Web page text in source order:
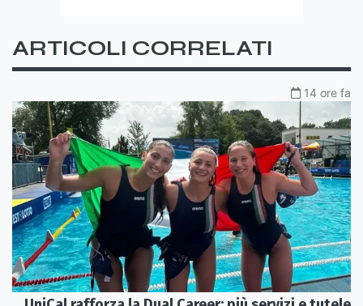
ARTICOLI CORRELATI
14 ore fa